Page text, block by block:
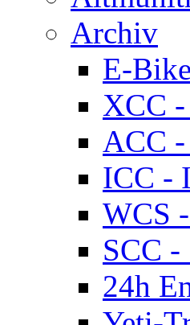
Archiv
E-
XCC -
ACC
ICC -
WCS
SCC -
24h